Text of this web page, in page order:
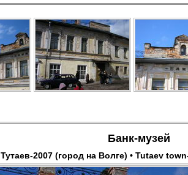
Банк-музей
Тутаев-2007 (город на Волге) • Tutaev